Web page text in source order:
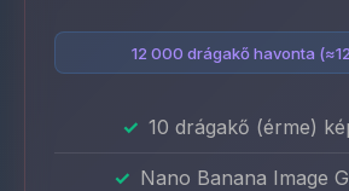
12 000 drágakő havonta
10 drágakő (érme)
Nano Banana Image